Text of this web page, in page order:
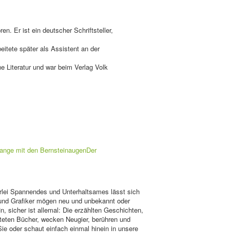
Er ist ein deutscher Schriftsteller,
später als Assistent an der
Literatur und war beim Verlag Volk
mit den BernsteinaugenDer
Spannendes und Unterhaltsames lässt sich
Grafiker mögen neu und unbekannt oder
sicher ist allemal: Die erzählten Geschichten,
Bücher, wecken Neugier, berühren und
oder schaut einfach einmal hinein in unsere